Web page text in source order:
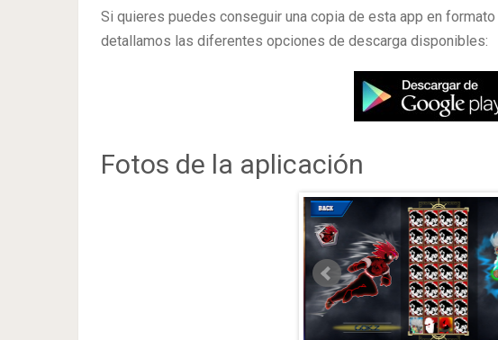
Si quieres puedes conseguir una copia de esta app en formato
detallamos las diferentes opciones de descarga disponibles:
Fotos de la aplicación